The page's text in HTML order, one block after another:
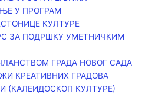
У ПРОГРАМ
КУЛТУРЕ
ЗА ПОДРШКУ УМЕТНИЧКИМ
ГРАДА НОВОГ САДА
КРЕАТИВНИХ ГРАДОВА
(КАЛЕИДОСКОП КУЛТУРЕ)